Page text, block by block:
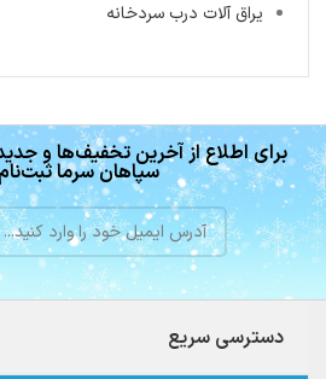
یراق آلات درب سردخانه
برای اطلاع از آخرین تخفیف‌ها و
سپاهان سرما
دسترسی سریع